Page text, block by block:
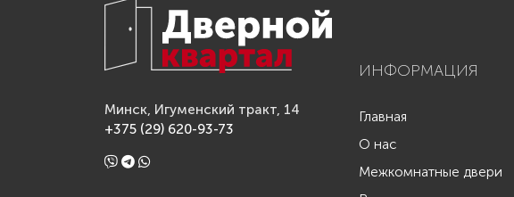
Минск, Игуменский тракт, 14
+375 (29) 620-93-73
ИНФОРМАЦИЯ
Главная
О нас
Межкомнатные двери